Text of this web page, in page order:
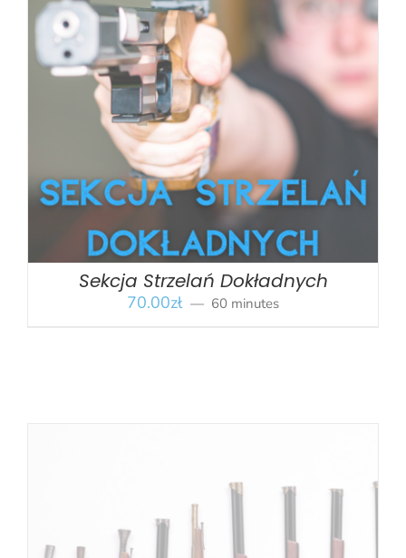
BOOK SZCZEGÓŁY
Sekcja Strzelań Dokładnych
70.00zł 60 minutes